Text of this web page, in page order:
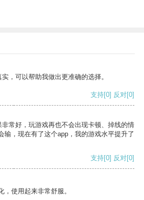
，可以帮助我做出更准确的选择。
支持[0] 反对[0]
常好，玩游戏再也不会出现卡顿、掉线的情
输，现在有了这个app，我的游戏水平提升了
支持[0] 反对[0]
使用起来非常舒服。